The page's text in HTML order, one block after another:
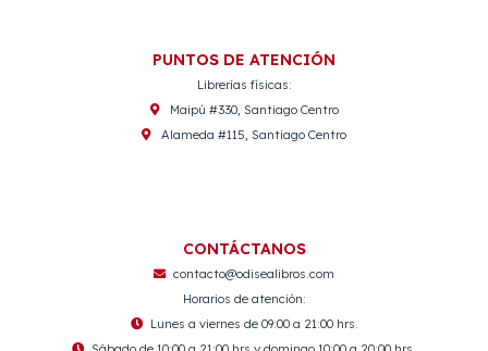
PUNTOS DE ATENCIÓN
Librerías físicas:
Maipú #330, Santiago Centro
Alameda #115, Santiago Centro
CONTÁCTANOS
contacto@odisealibros.com
Horarios de atención:
Lunes a viernes de 09:00 a 21:00 hrs.